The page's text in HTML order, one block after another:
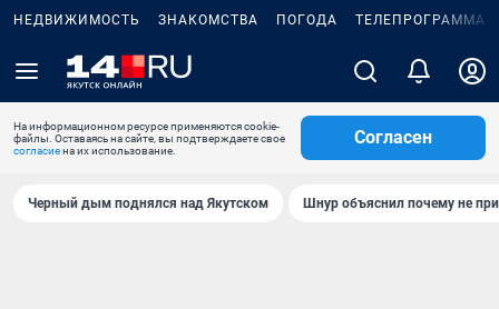
НЕДВИЖИМОСТЬ ЗНАКОМСТВА ПОГОДА ТЕЛЕПРОГРАММА
На информационном ресурсе применяются cookie-
файлы. Оставаясь на сайте, вы подтверждаете свое
согласиена их использование.
Согласен
Черный дым поднялся над Якутском Шнур объяснил почему не